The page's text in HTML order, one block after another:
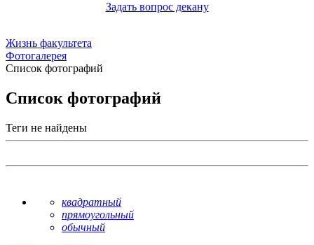
Задать вопрос декану
Жизнь факультета
Фотогалерея
Список фотографий
Список фотографий
Теги не найдены
квадратный
прямоугольный
обычный